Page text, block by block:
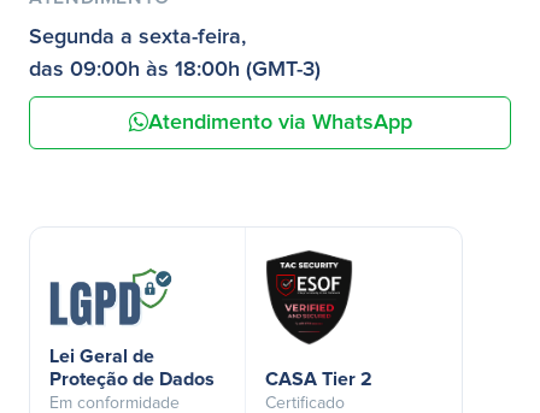
Segunda a sexta-feira,
das 09:00h às 18:00h (GMT-3)
Atendimento via WhatsApp
Lei Geral de
Proteção de Dados
Em conformidade
CASA Tier 2
Certificado